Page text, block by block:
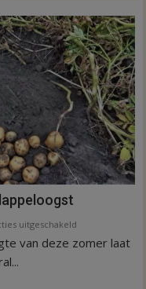
uitgeschakeld
VIDEO
van deze zomer laat